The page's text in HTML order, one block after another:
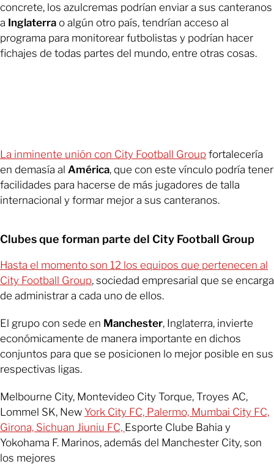
concrete, los azulcremas podrían enviar a sus canteranos
a Inglaterra o algún otro país, tendrían acceso al
programa para monitorear futbolistas y podrían hacer
fichajes de todas partes del mundo, entre otras cosas.
La inminente unión con City Football Group fortalecería
en demasía al América, que con este vínculo podría tener
facilidades para hacerse de más jugadores de talla
internacional y formar mejor a sus canteranos.
Clubes que forman parte del City Football Group
Hasta el momento son 12 los equipos que pertenecen al
City Football Group, sociedad empresarial que se encarga
de administrar a cada uno de ellos.
El grupo con sede en Manchester, Inglaterra, invierte
económicamente de manera importante en dichos
conjuntos para que se posicionen lo mejor posible en sus
respectivas ligas.
Melbourne City, Montevideo City Torque, Troyes AC,
Lommel SK, New York City FC, Palermo, Mumbai City FC,
Girona, Sichuan Jiuniu FC, Esporte Clube Bahia y
Yokohama F. Marinos, además del Manchester City, son
los mejores